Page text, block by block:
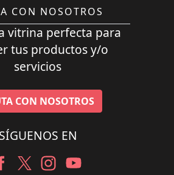
CON NOSOTROS
vitrina perfecta para
tus productos y/o
servicios
CON NOSOTROS
SÍGUENOS EN